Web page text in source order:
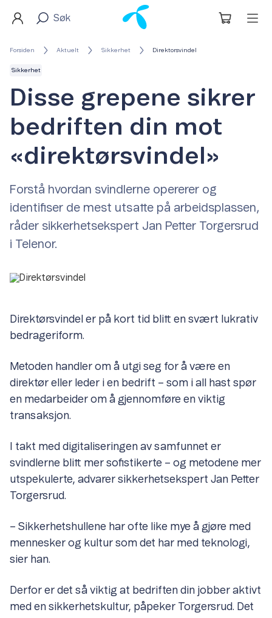
Forsiden Aktuelt Sikkerhet Direktorsvindel
Sikkerhet
Disse grepene sikrer
bedriften din mot
«direktørsvindel»
Forstå hvordan svindlerne opererer og
identifiser de mest utsatte på arbeidsplassen,
råder sikkerhetsekspert Jan Petter Torgersrud
i Telenor.
Direktørsvindel er på kort tid blitt en svært lukrativ
bedrageriform.
Metoden handler om å utgi seg for å være en
direktør eller leder i en bedrift – som i all hast spør
en medarbeider om å gjennomføre en viktig
transaksjon.
I takt med digitaliseringen av samfunnet er
svindlerne blitt mer sofistikerte – og metodene mer
utspekulerte, advarer sikkerhetsekspert Jan Petter
Torgersrud.
– Sikkerhetshullene har ofte like mye å gjøre med
mennesker og kultur som det har med teknologi,
sier han.
Derfor er det så viktig at bedriften din jobber aktivt
med en sikkerhetskultur, påpeker Torgersrud. Det